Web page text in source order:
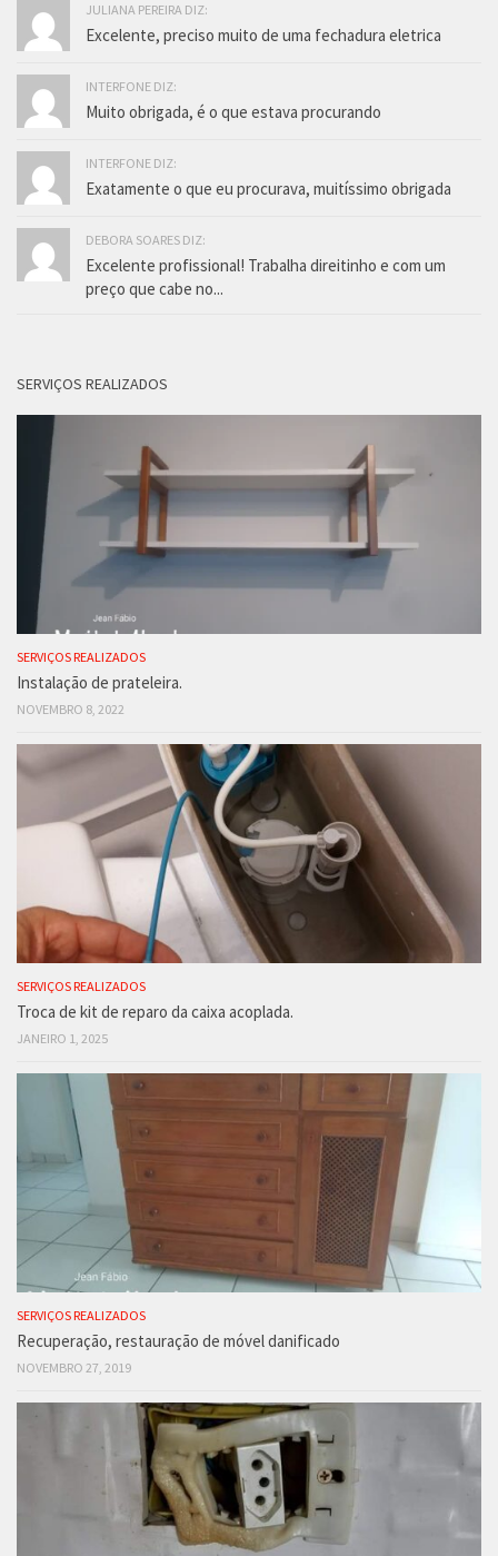
JULIANA PEREIRA DIZ:
Excelente, preciso muito de uma fechadura eletrica
INTERFONE DIZ:
Muito obrigada, é o que estava procurando
INTERFONE DIZ:
Exatamente o que eu procurava, muitíssimo obrigada
DEBORA SOARES DIZ:
Excelente profissional! Trabalha direitinho e com um
preço que cabe no...
SERVIÇOS REALIZADOS
SERVIÇOS REALIZADOS
Instalação de prateleira.
NOVEMBRO 8, 2022
SERVIÇOS REALIZADOS
Troca de kit de reparo da caixa acoplada.
JANEIRO 1, 2025
SERVIÇOS REALIZADOS
Recuperação, restauração de móvel danificado
NOVEMBRO 27, 2019